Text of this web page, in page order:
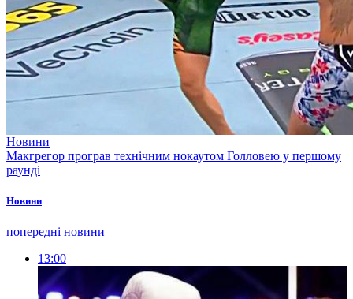
Новини
Макгрегор програв технічним нокаутом Голловею у першому
раунді
Новини
попередні новини
13:00